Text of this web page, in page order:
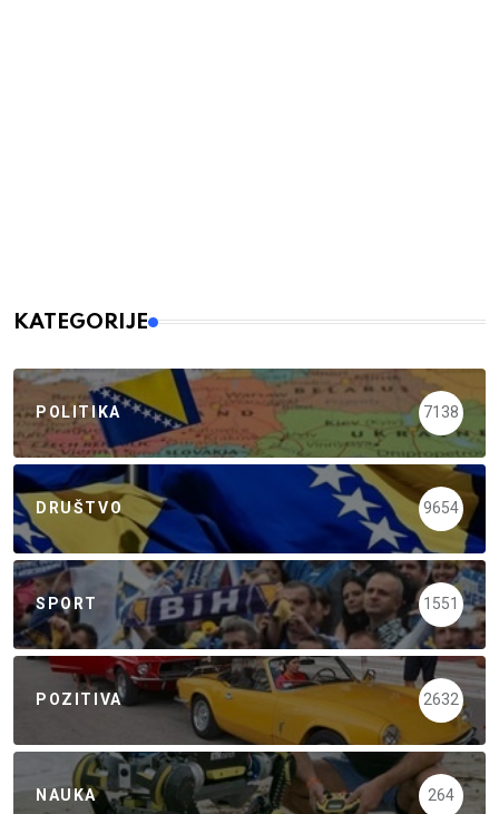
KATEGORIJE
POLITIKA 7138
DRUŠTVO 9654
SPORT 1551
POZITIVA 2632
NAUKA 264